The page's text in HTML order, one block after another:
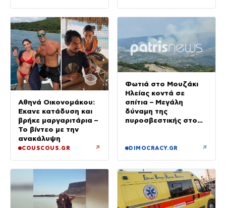
Αθηνά Οικονομάκου:
Έκανε κατάδυση και
βρήκε μαργαριτάρια –
Το βίντεο με την
ανακάλυψη
COUSCOUS.GR ↗
Φωτιά στο Μουζάκι
Ηλείας κοντά σε
σπίτια – Μεγάλη
δύναμη της
πυροσβεστικής στο
DIMOCRACY.GR ↗